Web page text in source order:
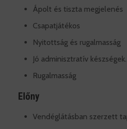
Ápolt és tiszta megjelenés
Csapatjátékos
Nyitottság és rugalmasság
Jó adminisztratív készségek.
Rugalmasság
Előny
Vendéglátásban szerzett